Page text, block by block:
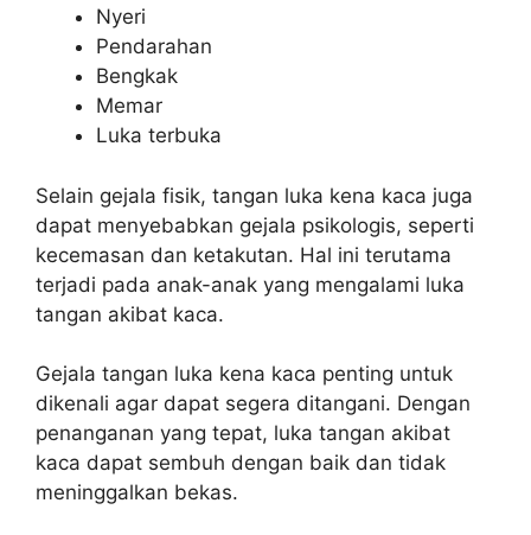
Nyeri
Pendarahan
Bengkak
Memar
Luka terbuka
Selain gejala fisik, tangan luka kena kaca juga
dapat menyebabkan gejala psikologis, seperti
kecemasan dan ketakutan. Hal ini terutama
terjadi pada anak-anak yang mengalami luka
tangan akibat kaca.
Gejala tangan luka kena kaca penting untuk
dikenali agar dapat segera ditangani. Dengan
penanganan yang tepat, luka tangan akibat
kaca dapat sembuh dengan baik dan tidak
meninggalkan bekas.